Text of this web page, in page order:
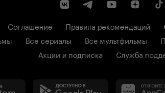
Соглашение Правила рекомендаций
Все сериалы Все мультфильмы
Акции и подписка
Служба